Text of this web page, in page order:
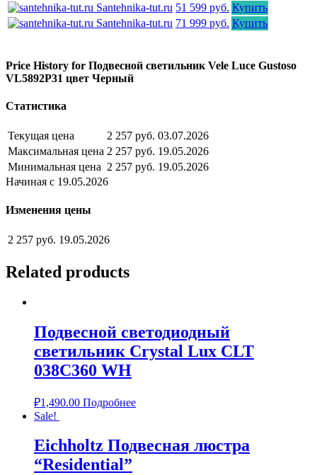
Santehnika-tut.ru 51 599 руб. Купить
Santehnika-tut.ru 71 999 руб. Купить
Price History for Подвесной светильник Vele Luce Gustoso
VL5892P31 цвет Черный
Статистика
Текущая цена 2 257 руб. 03.07.2026
Максимальная цена 2 257 руб. 19.05.2026
Минимальная цена 2 257 руб. 19.05.2026
Начиная с 19.05.2026
Изменения цены
2 257 руб. 19.05.2026
Related products
Подвесной светодиодный
светильник Crystal Lux CLT
038C360 WH
₽1,490.00 Подробнее
Sale!
Eichholtz Подвесная люстра
“Residential”